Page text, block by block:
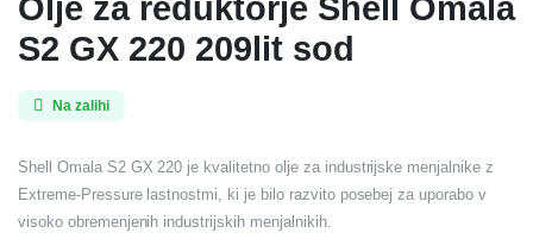
Olje za reduktorje Shell Omala
S2 GX 220 209lit sod
Na zalihi
Shell Omala S2 GX 220 je kvalitetno olje za industrijske menjalnike z
Extreme-Pressure lastnostmi, ki je bilo razvito posebej za uporabo v
visoko obremenjenih industrijskih menjalnikih.